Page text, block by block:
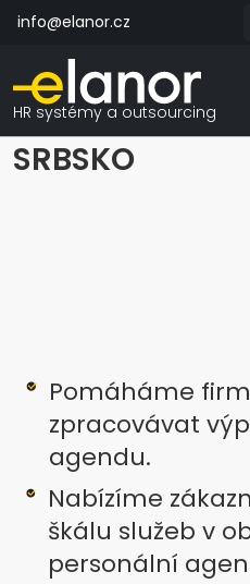
info@elanor.cz
HR systémy a outsourcing
SRBSKO
Pomáháme
zpracovávat
agendu.
Nabízíme
škálu služeb v
personální